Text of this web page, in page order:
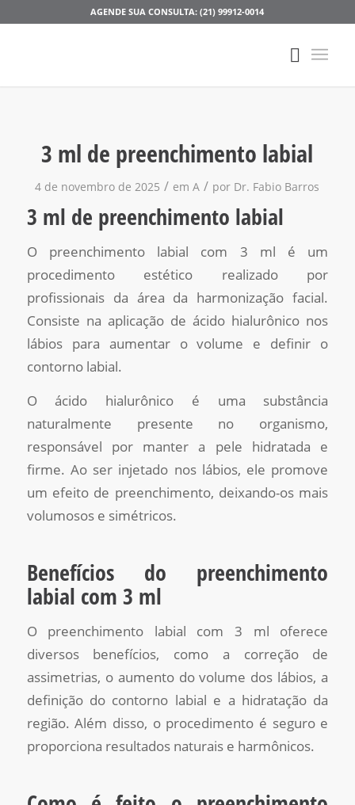
AGENDE SUA CONSULTA: (21) 99912-0014
3 ml de preenchimento labial
4 de novembro de 2025 / emA / por Dr. Fabio Barros
3 ml de preenchimento labial
O preenchimento labial com 3 ml é um
procedimento estético realizado por
profissionais da área da harmonização facial.
Consiste na aplicação de ácido hialurônico nos
lábios para aumentar o volume e definir o
contorno labial.
O ácido hialurônico é uma substância
naturalmente presente no organismo,
responsável por manter a pele hidratada e
firme. Ao ser injetado nos lábios, ele promove
um efeito de preenchimento, deixando-os mais
volumosos e simétricos.
Benefícios do preenchimento
labial com 3 ml
O preenchimento labial com 3 ml oferece
diversos benefícios, como a correção de
assimetrias, o aumento do volume dos lábios, a
definição do contorno labial e a hidratação da
região. Além disso, o procedimento é seguro e
proporciona resultados naturais e harmônicos.